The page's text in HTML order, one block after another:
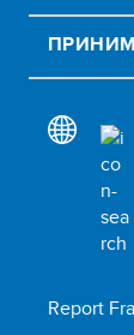
Report